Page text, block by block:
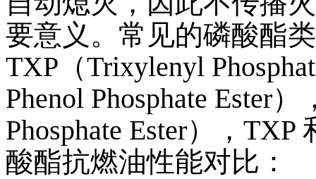
要意义。常见的磷酸酯
TXP（Trixylenyl
Phenol Phosphate Ester
Phosphate Ester），
酸酯抗燃油性能对比：